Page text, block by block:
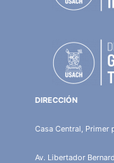
DIRECCIÓN
Casa Central, Primer
Av. Libertador